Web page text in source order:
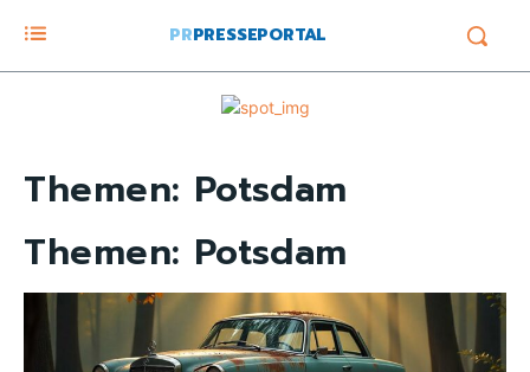
PRPRESSEPORTAL
Themen: Potsdam
Themen: Potsdam